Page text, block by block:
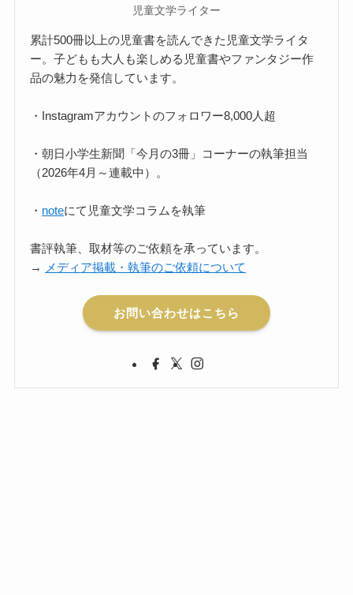
児童文学ライター
累計500冊以上の児童書を読んできた児童文学ライタ
ー。子どもも大人も楽しめる児童書やファンタジー作
品の魅力を発信しています。
・Instagramアカウントのフォロワー8,000人超
・朝日小学生新聞「今月の3冊」コーナーの執筆担当
（2026年4月～連載中）。
・ noteにて児童文学コラムを執筆
書評執筆、取材等のご依頼を承っています。
→
メディア掲載・執筆のご依頼について
お問い合わせはこちら